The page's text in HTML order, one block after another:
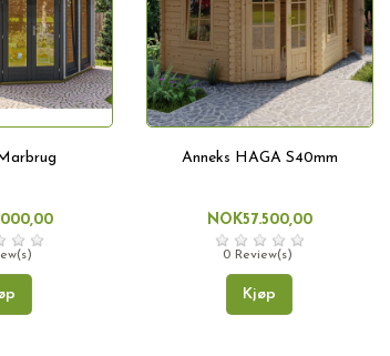
Anneks HAGA S40mm
NOK57.500,00
0 Review(s)
Kjøp